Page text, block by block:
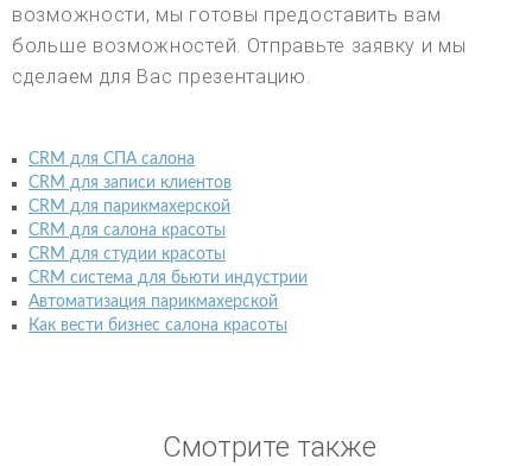
возможности, мы готовы предоставить вам
больше возможностей. Отправьте заявку и мы
сделаем для Вас презентацию.
CRM для СПА салона
CRM для записи клиентов
CRM для парикмахерской
CRM для салона красоты
CRM для студии красоты
CRM система для бьюти индустрии
Автоматизация парикмахерской
Как вести бизнес салона красоты
Смотрите также